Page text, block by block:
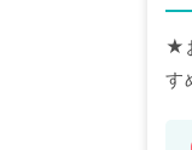
★
すめです！ マイナビ